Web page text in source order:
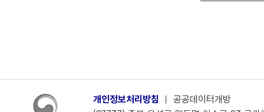
개인정보처리방침 ㅣ 공공데이터개방